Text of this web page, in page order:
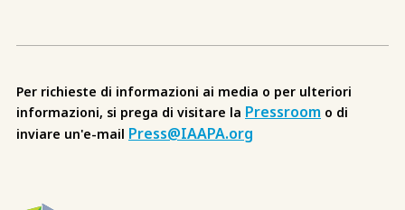
Per richieste di informazioni ai media o per ulteriori
informazioni, si prega di visitare la Pressroom o di
inviare un'e-mail Press@IAAPA.org